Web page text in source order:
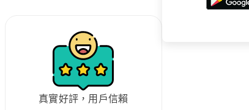
真實好評，用戶信賴